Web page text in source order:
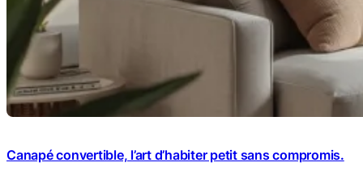
Canapé convertible, l’art d’habiter petit sans compromis.